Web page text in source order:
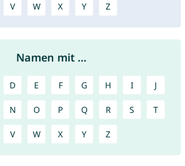
V W X Y Z
Namen mit ...
D E F G H I J
N O P Q R S T
V W X Y Z